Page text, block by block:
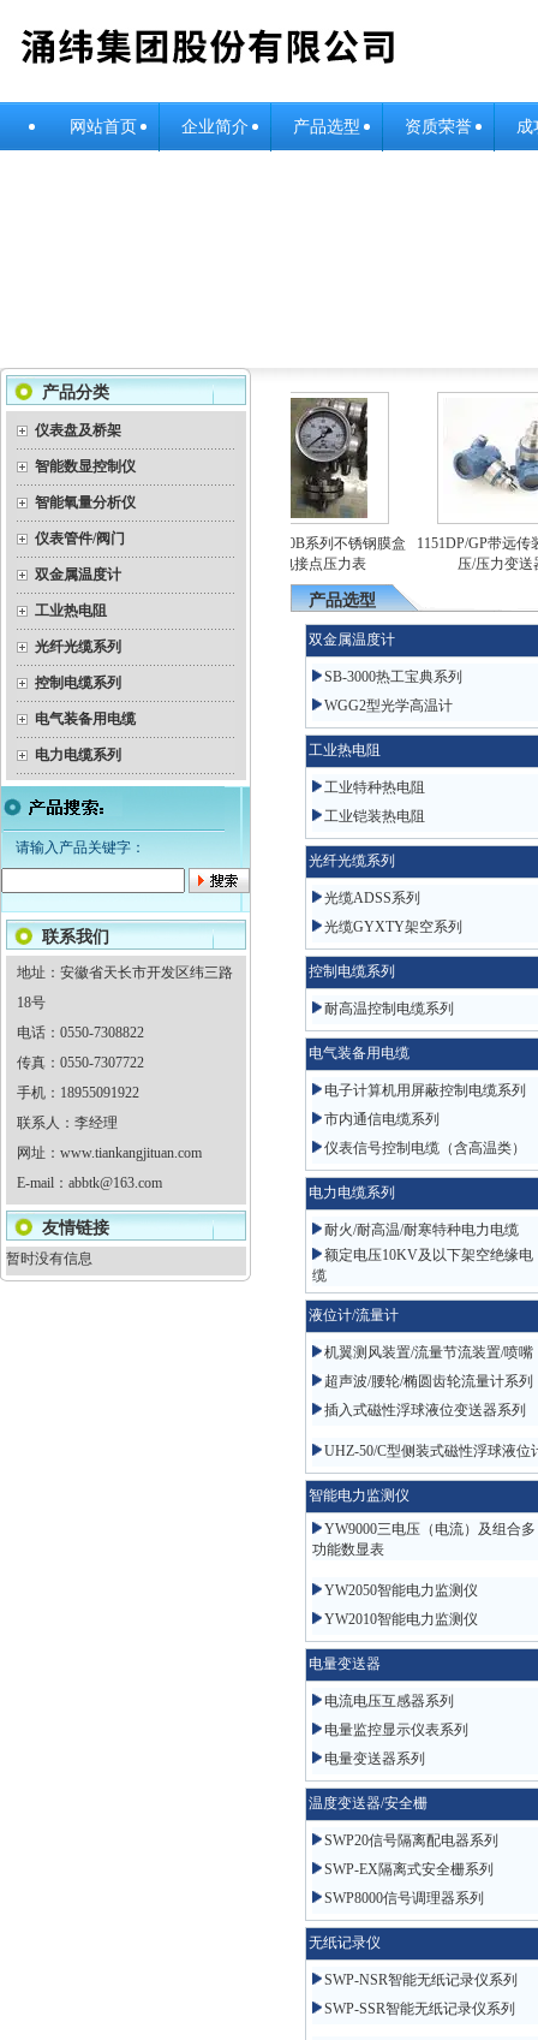
网站首页 企业简介 产品选型 资质荣誉 成
产品分类
仪表盘及桥架
智能数显控制仪
智能氧量分析仪
仪表管件/阀门
双金属温度计
工业热电阻
光纤光缆系列
控制电缆系列
电气装备用电缆
电力电缆系列
请输入产品关键字：
联系我们
地址：安徽省天长市开发区纬三路
18号
电话：0550-7308822
传真：0550-7307722
手机：18955091922
联系人：李经理
网址： www.tiankangjituan.com
E-mail： abbtk@163.com
友情链接
暂时没有信息
电
隔爆双金属温度计
YEX-150B系列不锈钢膜盒
电接点压力表
1151DP/GP带远传装
压/压力变送器
产品选型
双金属温度计
SB-3000热工宝典系列
WGG2型光学高温计
工业热电阻
工业特种热电阻
工业铠装热电阻
光纤光缆系列
光缆ADSS系列
光缆GYXTY架空系列
控制电缆系列
耐高温控制电缆系列
电气装备用电缆
电子计算机用屏蔽控制电缆系列
市内通信电缆系列
仪表信号控制电缆（含高温类）
电力电缆系列
耐火/耐高温/耐寒特种电力电缆
额定电压10KV及以下架空绝缘电
缆
液位计/流量计
机翼测风装置/流量节流装置/喷嘴
超声波/腰轮/椭圆齿轮流量计系列
插入式磁性浮球液位变送器系列
UHZ-50/C型侧装式磁性浮球液位
智能电力监测仪
YW9000三电压（电流）及组合多
功能数显表
YW2050智能电力监测仪
YW2010智能电力监测仪
电量变送器
电流电压互感器系列
电量监控显示仪表系列
电量变送器系列
温度变送器/安全栅
SWP20信号隔离配电器系列
SWP-EX隔离式安全栅系列
SWP8000信号调理器系列
无纸记录仪
SWP-NSR智能无纸记录仪系列
SWP-SSR智能无纸记录仪系列